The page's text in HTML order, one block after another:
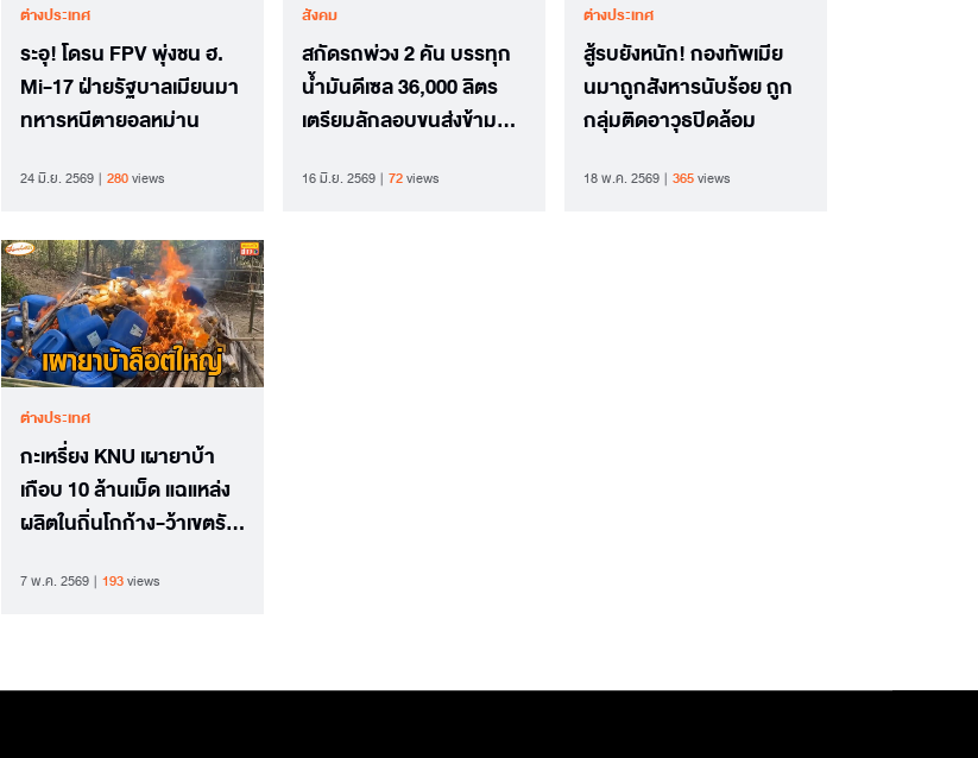
ต่างประเทศ
ระอุ! โดรน FPV พุ่งชน ฮ.
Mi-17 ฝ่ายรัฐบาลเมียนมา
ทหารหนีตายอลหม่าน
24 มิ.ย. 2569 280views
สังคม
สกัดรถพ่วง 2 คัน บรรทุก
น้ำมันดีเซล 36,000 ลิตร
เตรียมลักลอบขนส่งข้าม
16 มิ.ย. 2569 72views
ต่างประเทศ
สู้รบยังหนัก! กองทัพเมีย
นมาถูกสังหารนับร้อย ถูก
กลุ่มติดอาวุธปิดล้อม
18 พ.ค. 2569 365views
ต่างประเทศ
กะเหรี่ยง KNU เผายาบ้า
เกือบ 10 ล้านเม็ด แฉแหล่ง
ผลิตในถิ่นโกก้าง-ว้าเขตรัฐ
7 พ.ค. 2569 193views